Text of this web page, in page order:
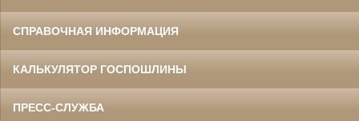
СПРАВОЧНАЯ ИНФОРМАЦИЯ
КАЛЬКУЛЯТОР ГОСПОШЛИНЫ
ПРЕСС-СЛУЖБА